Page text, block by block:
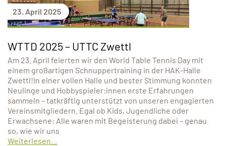
23. April 2025
WTTD 2025 – UTTC Zwettl
Am 23. April feierten wir den World Table Tennis Day mit
einem großartigen Schnuppertraining in der HAK-Halle
Zwettl!In einer vollen Halle und bester Stimmung konnten
Neulinge und Hobbyspieler:innen erste Erfahrungen
sammeln – tatkräftig unterstützt von unseren engagierten
Vereinsmitgliedern. Egal ob Kids, Jugendliche oder
Erwachsene: Alle waren mit Begeisterung dabei – genau
so, wie wir uns
Weiterlesen...